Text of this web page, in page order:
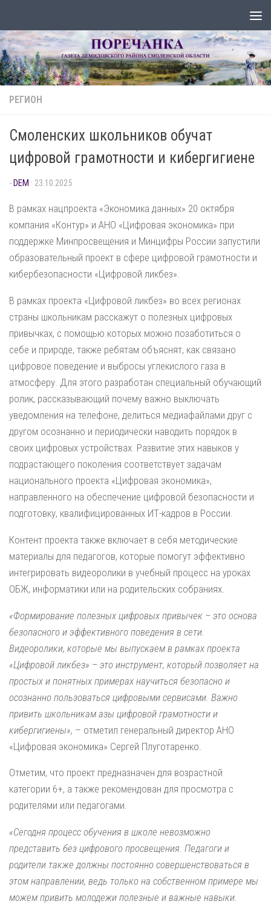
РЕГИОН
Смоленских школьников обучат
цифровой грамотности и кибергигиене
-DEM · 23.10.2025
В рамках нацпроекта «Экономика данных» 20 октября
компания «Контур» и АНО «Цифровая экономика» при
поддержке Минпросвещения и Минцифры России запустили
образовательный проект в сфере цифровой грамотности и
кибербезопасности «Цифровой ликбез».
В рамках проекта «Цифровой ликбез» во всех регионах
страны школьникам расскажут о полезных цифровых
привычках, с помощью которых можно позаботиться о
себе и природе, также ребятам объяснят, как связано
цифровое поведение и выбросы углекислого газа в
атмосферу. Для этого разработан специальный обучающий
ролик, рассказывающий почему важно выключать
уведомления на телефоне, делиться медиафайлами друг с
другом осознанно и периодически наводить порядок в
своих цифровых устройствах. Развитие этих навыков у
подрастающего поколения соответствует задачам
национального проекта «Цифровая экономика»,
направленного на обеспечение цифровой безопасности и
подготовку, квалифицированных ИТ-кадров в России.
Контент проекта также включает в себя методические
материалы для педагогов, которые помогут эффективно
интегрировать видеоролики в учебный процесс на уроках
ОБЖ, информатики или на родительских собраниях.
«Формирование полезных цифровых привычек – это основа
безопасного и эффективного поведения в сети.
Видеоролики, которые мы выпускаем в рамках проекта
«Цифровой ликбез» – это инструмент, который позволяет на
простых и понятных примерах научиться безопасно и
осознанно пользоваться цифровыми сервисами. Важно
привить школьникам азы цифровой грамотности и
кибергигиены», – отметил генеральный директор АНО
«Цифровая экономика» Сергей Плуготаренко.
Отметим, что проект предназначен для возрастной
категории 6+, а также рекомендован для просмотра с
родителями или педагогами.
«Сегодня процесс обучения в школе невозможно
представить без цифрового просвещения. Педагоги и
родители также должны постоянно совершенствоваться в
этом направлении, ведь только на собственном примере мы
можем привить молодежи полезные и важные навыки.